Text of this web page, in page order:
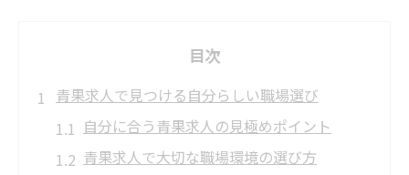
目次
青果求人で見つける自分らしい職場選び
自分に合う青果求人の見極めポイント
青果求人で大切な職場環境の選び方